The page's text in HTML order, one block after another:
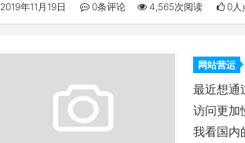
2019年11月19日 0条评论 4,565次阅读 0人
网站营运
决呢？
最近想通
访问更加
我看国内